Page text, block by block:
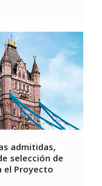
admitidas,
selección de
el Proyecto